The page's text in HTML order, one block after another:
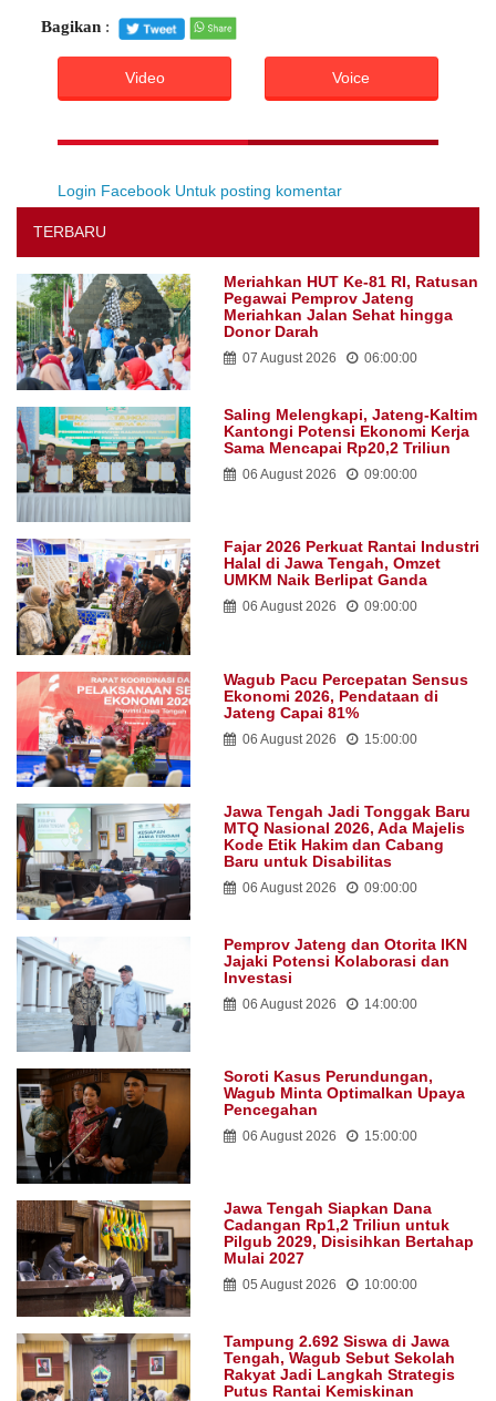
Bagikan :
Video Voice
Login Facebook Untuk posting komentar
TERBARU
Meriahkan HUT Ke-81 RI, Ratusan
Pegawai Pemprov Jateng
Meriahkan Jalan Sehat hingga
Donor Darah
07 August 2026 06:00:00
Saling Melengkapi, Jateng-Kaltim
Kantongi Potensi Ekonomi Kerja
Sama Mencapai Rp20,2 Triliun
06 August 2026 09:00:00
Fajar 2026 Perkuat Rantai Industri
Halal di Jawa Tengah, Omzet
UMKM Naik Berlipat Ganda
06 August 2026 09:00:00
Wagub Pacu Percepatan Sensus
Ekonomi 2026, Pendataan di
Jateng Capai 81%
06 August 2026 15:00:00
Jawa Tengah Jadi Tonggak Baru
MTQ Nasional 2026, Ada Majelis
Kode Etik Hakim dan Cabang
Baru untuk Disabilitas
06 August 2026 09:00:00
Pemprov Jateng dan Otorita IKN
Jajaki Potensi Kolaborasi dan
Investasi
06 August 2026 14:00:00
Soroti Kasus Perundungan,
Wagub Minta Optimalkan Upaya
Pencegahan
06 August 2026 15:00:00
Jawa Tengah Siapkan Dana
Cadangan Rp1,2 Triliun untuk
Pilgub 2029, Disisihkan Bertahap
Mulai 2027
05 August 2026 10:00:00
Tampung 2.692 Siswa di Jawa
Tengah, Wagub Sebut Sekolah
Rakyat Jadi Langkah Strategis
Putus Rantai Kemiskinan